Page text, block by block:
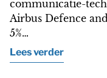
communicatie-
Airbus Defence
5%…
Lees verder